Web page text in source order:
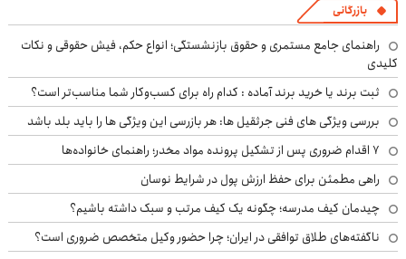
بازرگانی
راهنمای جامع مستمری و حقوق بازنشستگی؛ انواع حکم، فیش حقوقی و نکات
کلیدی
ثبت برند یا خرید برند آماده : کدام راه برای کسب‌وکار شما مناسب‌تر است؟
بررسی ویژگی های فنی جرثقیل ها: هر بازرسی این ویژگی ها را باید بلد باشد
۷ اقدام ضروری پس از تشکیل پرونده مواد مخدر؛ راهنمای خانواده‌ها
راهی مطمئن برای حفظ ارزش پول در شرایط نوسان
چیدمان کیف مدرسه؛ چگونه یک کیف مرتب و سبک داشته باشیم؟
ناگفته‌های طلاق توافقی در ایران؛ چرا حضور وکیل متخصص ضروری است؟